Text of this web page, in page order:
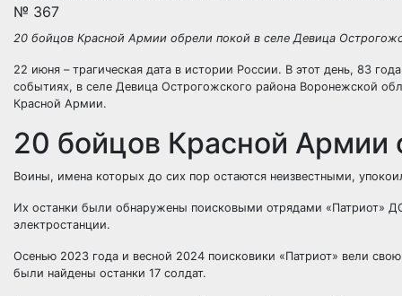
№ 367
20 бойцов Красной Армии обрели покой в селе Девица
22 июня – трагическая дата в истории России. В этот день, 83
событиях, в селе Девица Острогожского района Воронежской
Красной Армии.
20 бойцов Красной Армии
Воины, имена которых до сих пор остаются неизвестными,
Их останки были обнаружены поисковыми отрядами «Патриот»
электростанции.
Осенью 2023 года и весной 2024 поисковики «Патриот» вели
были найдены останки 17 солдат.